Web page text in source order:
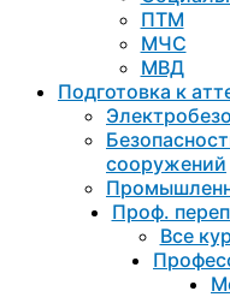
ПТМ
МЧС
МВД
Подготовка к
сооружений
Проф.
Все